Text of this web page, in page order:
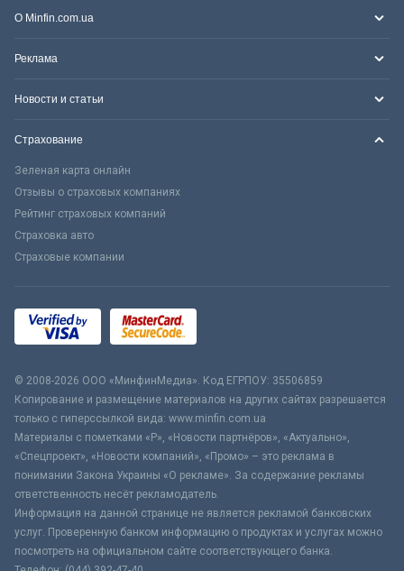
О Minfin.com.ua
Реклама
Новости и статьи
Страхование
Зеленая карта онлайн
Отзывы о страховых компаниях
Рейтинг страховых компаний
Страховка авто
Страховые компании
© 2008-2026 ООО «МинфинМедиа». Код ЕГРПОУ: 35506859
Копирование и размещение материалов на других сайтах разрешается
только с гиперссылкой вида: www.minfin.com.ua
Материалы с пометками «Р», «Новости партнёров», «Актуально»,
«Спецпроект», «Новости компаний», «Промо» – это реклама в
понимании Закона Украины «О рекламе». За содержание рекламы
ответственность несёт рекламодатель.
Информация на данной странице не является рекламой банковских
услуг. Проверенную банком информацию о продуктах и услугах можно
посмотреть на официальном сайте соответствующего банка.